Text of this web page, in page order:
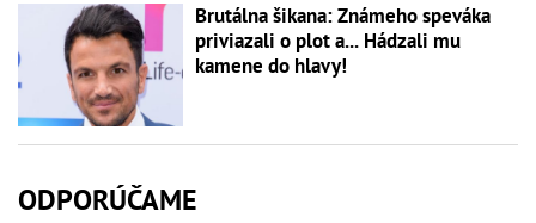
Brutálna šikana: Známeho speváka
priviazali o plot a... Hádzali mu
kamene do hlavy!
ODPORÚČAME